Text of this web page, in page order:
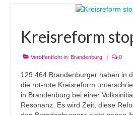
Kreisreform
Veröffentlicht in: Brandenburg 0
129.464 Brandenburger haben in
die rot-rote Kreisreform
in Brandenburg bei einer
Resonanz. Es wird Zeit, diese